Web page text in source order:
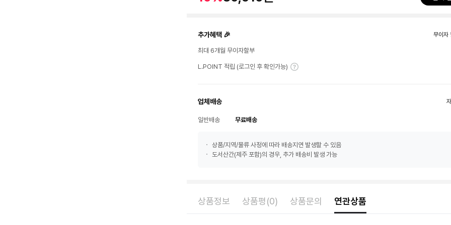
추가혜택 🎉 무이자
최대 6개월 무이자할부
L.POINT 적립 (로그인 후 확인가능)
업체배송
일반배송 무료배송
상품/지역/물류 사정에 따라 배송지연 발생할 수 있음
도서산간(제주 포함)의 경우, 추가 배송비 발생 가능
상품정보 상품평(0) 상품문의 연관상품